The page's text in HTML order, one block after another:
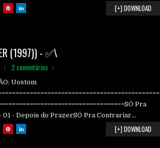
[+] DOWNLOAD
(1997)) - ✅\
2 comentários
Uostom
Pra
- Depois do PrazerSÓ Pra Contrariar...
[+] DOWNLOAD